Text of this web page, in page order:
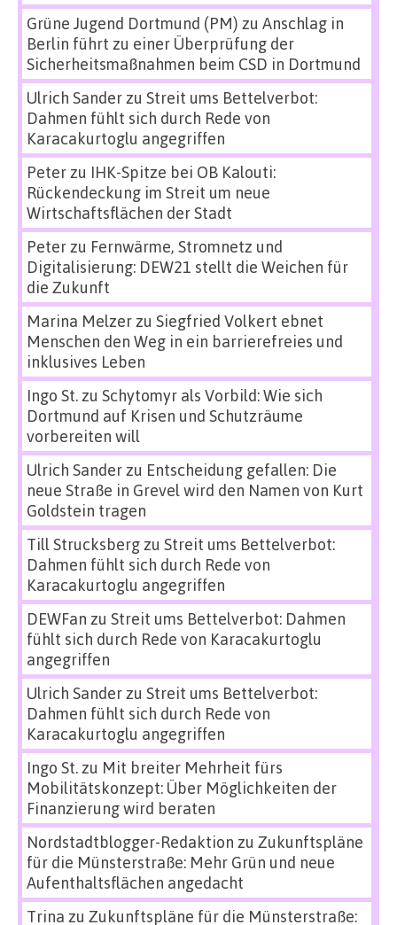
Grüne Jugend Dortmund (PM) zu Anschlag in
Berlin führt zu einer Überprüfung der
Sicherheitsmaßnahmen beim CSD in Dortmund
Ulrich Sanderzu Streit ums Bettelverbot:
Dahmen fühlt sich durch Rede von
Karacakurtoglu angegriffen
Peterzu IHK-Spitze bei OB Kalouti:
Rückendeckung im Streit um neue
Wirtschaftsflächen der Stadt
Peterzu Fernwärme, Stromnetz und
Digitalisierung: DEW21 stellt die Weichen für
die Zukunft
Marina Melzerzu Siegfried Volkert ebnet
Menschen den Weg in ein barrierefreies und
inklusives Leben
Ingo St.zu Schytomyr als Vorbild: Wie sich
Dortmund auf Krisen und Schutzräume
vorbereiten will
Ulrich Sanderzu Entscheidung gefallen: Die
neue Straße in Grevel wird den Namen von Kurt
Goldstein tragen
Till Strucksbergzu Streit ums Bettelverbot:
Dahmen fühlt sich durch Rede von
Karacakurtoglu angegriffen
DEWFan zu Streit ums Bettelverbot: Dahmen
fühlt sich durch Rede von Karacakurtoglu
angegriffen
Ulrich Sanderzu Streit ums Bettelverbot:
Dahmen fühlt sich durch Rede von
Karacakurtoglu angegriffen
Ingo St.zu Mit breiter Mehrheit fürs
Mobilitätskonzept: Über Möglichkeiten der
Finanzierung wird beraten
Nordstadtblogger-Redaktion zu Zukunftspläne
für die Münsterstraße: Mehr Grün und neue
Aufenthaltsflächen angedacht
Trina zu Zukunftspläne für die Münsterstraße: